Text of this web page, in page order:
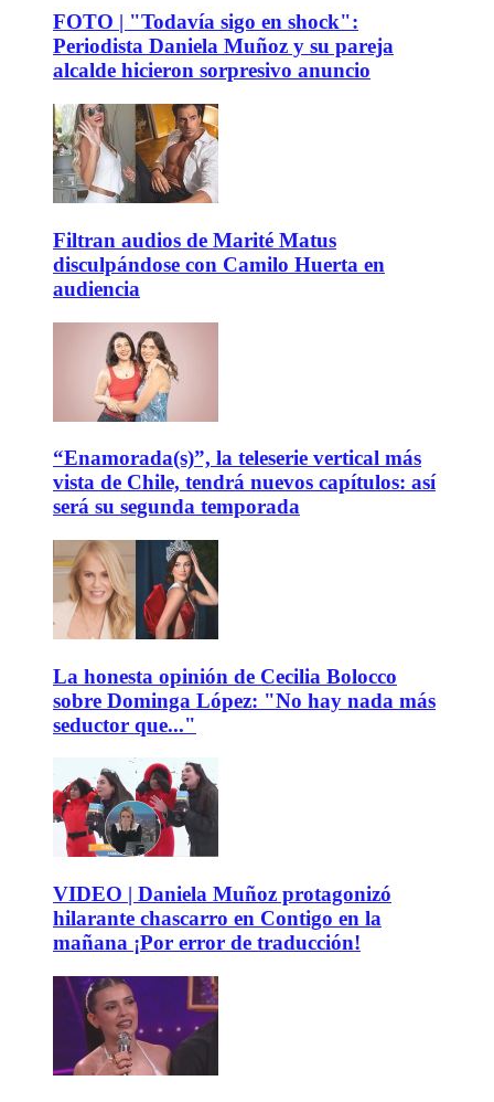
FOTO | "Todavía sigo en shock":
Periodista Daniela Muñoz y su pareja
alcalde hicieron sorpresivo anuncio
Filtran audios de Marité Matus
disculpándose con Camilo Huerta en
audiencia
“Enamorada(s)”, la teleserie vertical más
vista de Chile, tendrá nuevos capítulos: así
será su segunda temporada
La honesta opinión de Cecilia Bolocco
sobre Dominga López: "No hay nada más
seductor que..."
VIDEO | Daniela Muñoz protagonizó
hilarante chascarro en Contigo en la
mañana ¡Por error de traducción!